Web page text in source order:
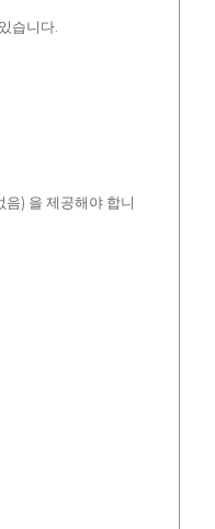
습니다.
) 을 제공해야 합니